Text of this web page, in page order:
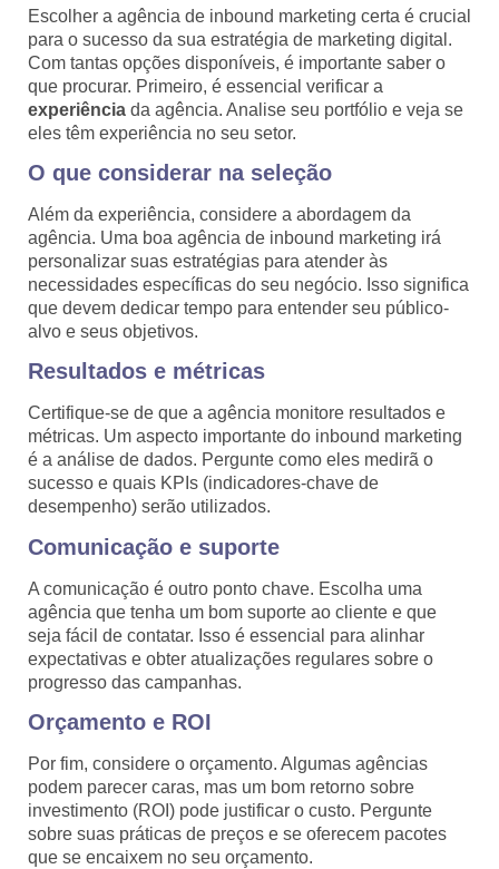
Escolher a agência de inbound marketing certa é crucial
para o sucesso da sua estratégia de marketing digital.
Com tantas opções disponíveis, é importante saber o
que procurar. Primeiro, é essencial verificar a
experiência da agência. Analise seu portfólio e veja se
eles têm experiência no seu setor.
O que considerar na seleção
Além da experiência, considere a abordagem da
agência. Uma boa agência de inbound marketing irá
personalizar suas estratégias para atender às
necessidades específicas do seu negócio. Isso significa
que devem dedicar tempo para entender seu público-
alvo e seus objetivos.
Resultados e métricas
Certifique-se de que a agência monitore resultados e
métricas. Um aspecto importante do inbound marketing
é a análise de dados. Pergunte como eles medirã o
sucesso e quais KPIs (indicadores-chave de
desempenho) serão utilizados.
Comunicação e suporte
A comunicação é outro ponto chave. Escolha uma
agência que tenha um bom suporte ao cliente e que
seja fácil de contatar. Isso é essencial para alinhar
expectativas e obter atualizações regulares sobre o
progresso das campanhas.
Orçamento e ROI
Por fim, considere o orçamento. Algumas agências
podem parecer caras, mas um bom retorno sobre
investimento (ROI) pode justificar o custo. Pergunte
sobre suas práticas de preços e se oferecem pacotes
que se encaixem no seu orçamento.